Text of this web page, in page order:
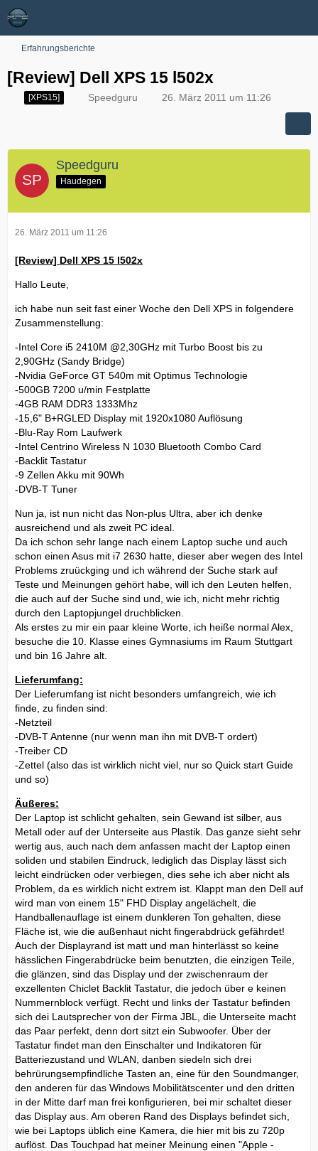
Erfahrungsberichte
[Review] Dell XPS 15 l502x
[XPS15] Speedguru 26. März 2011 um 11:26
Speedguru
Haudegen
26. März 2011 um 11:26
[Review] Dell XPS 15 l502x
Hallo Leute,
ich habe nun seit fast einer Woche den Dell XPS in folgendere
Zusammenstellung:
-Intel Core i5 2410M @2,30GHz mit Turbo Boost bis zu
2,90GHz (Sandy Bridge)
-Nvidia GeForce GT 540m mit Optimus Technologie
-500GB 7200 u/min Festplatte
-4GB RAM DDR3 1333Mhz
-15,6" B+RGLED Display mit 1920x1080 Auflösung
-Blu-Ray Rom Laufwerk
-Intel Centrino Wireless N 1030 Bluetooth Combo Card
-Backlit Tastatur
-9 Zellen Akku mit 90Wh
-DVB-T Tuner
Nun ja, ist nun nicht das Non-plus Ultra, aber ich denke
ausreichend und als zweit PC ideal.
Da ich schon sehr lange nach einem Laptop suche und auch
schon einen Asus mit i7 2630 hatte, dieser aber wegen des Intel
Problems zruückging und ich während der Suche stark auf
Teste und Meinungen gehört habe, will ich den Leuten helfen,
die auch auf der Suche sind und, wie ich, nicht mehr richtig
durch den Laptopjungel druchblicken.
Als erstes zu mir ein paar kleine Worte, ich heiße normal Alex,
besuche die 10. Klasse eines Gymnasiums im Raum Stuttgart
und bin 16 Jahre alt.
Lieferumfang:
Der Lieferumfang ist nicht besonders umfangreich, wie ich
finde, zu finden sind:
-Netzteil
-DVB-T Antenne (nur wenn man ihn mit DVB-T ordert)
-Treiber CD
-Zettel (also das ist wirklich nicht viel, nur so Quick start Guide
und so)
Äußeres:
Der Laptop ist schlicht gehalten, sein Gewand ist silber, aus
Metall oder auf der Unterseite aus Plastik. Das ganze sieht sehr
wertig aus, auch nach dem anfassen macht der Laptop einen
soliden und stabilen Eindruck, lediglich das Display lässt sich
leicht eindrücken oder verbiegen, dies sehe ich aber nicht als
Problem, da es wirklich nicht extrem ist. Klappt man den Dell auf
wird man von einem 15" FHD Display angelächelt, die
Handballenauflage ist einem dunkleren Ton gehalten, diese
Fläche ist, wie die außenhaut nicht fingerabdrück gefährdet!
Auch der Displayrand ist matt und man hinterlässt so keine
hässlichen Fingerabdrücke beim benutzten, die einzigen Teile,
die glänzen, sind das Display und der zwischenraum der
exzellenten Chiclet Backlit Tastatur, die jedoch über e keinen
Nummernblock verfügt. Recht und links der Tastatur befinden
sich dei Lautsprecher von der Firma JBL, die Unterseite macht
das Paar perfekt, denn dort sitzt ein Subwoofer. Über der
Tastatur findet man den Einschalter und Indikatoren für
Batteriezustand und WLAN, danben siedeln sich drei
behrürungsempfindliche Tasten an, eine für den Soundmanger,
den anderen für das Windows Mobilitätscenter und den dritten
in der Mitte darf man frei konfigurieren, bei mir schaltet dieser
das Display aus. Am oberen Rand des Displays befindet sich,
wie bei Laptops üblich eine Kamera, die hier mit bis zu 720p
auflöst. Das Touchpad hat meiner Meinung einen "Apple -